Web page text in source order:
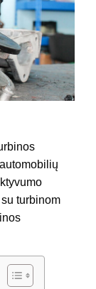
turbinom